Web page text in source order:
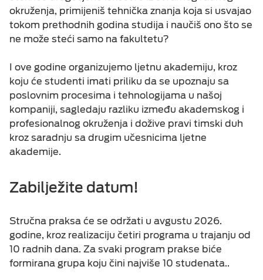
ESIM TRAVEL & TURIST
okruženja, primijeniš tehnička znanja koja si usvajao
tokom prethodnih godina studija i naučiš ono što se
ne može steći samo na fakultetu?
I ove godine organizujemo ljetnu akademiju, kroz
koju će studenti imati priliku da se upoznaju sa
poslovnim procesima i tehnologijama u našoj
kompaniji, sagledaju razliku između akademskog i
profesionalnog okruženja i dožive pravi timski duh
kroz saradnju sa drugim učesnicima ljetne
akademije.
Zabilježite datum!
Stručna praksa će se održati u avgustu 2026.
godine, kroz realizaciju četiri programa u trajanju od
10 radnih dana. Za svaki program prakse biće
formirana grupa koju čini najviše 10 studenata..